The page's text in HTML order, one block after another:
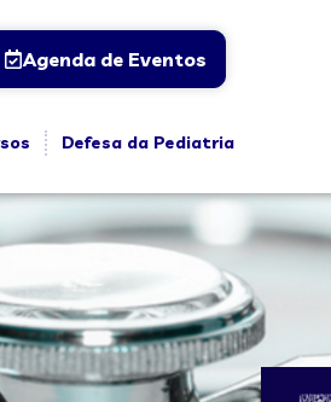
Agenda de Eventos
Defesa da Pediatria